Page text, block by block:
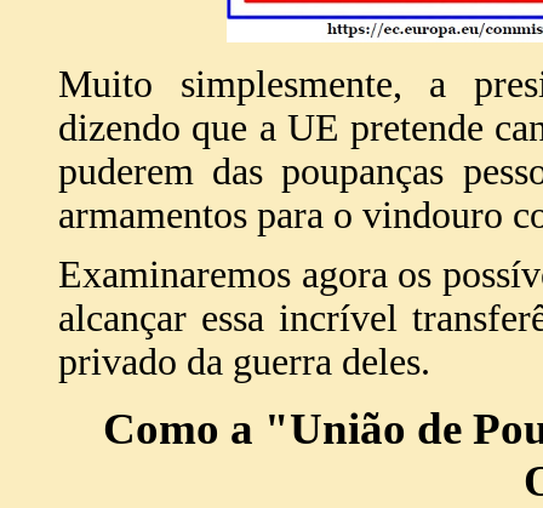
Muito simplesmente, a
dizendo que a UE pretende
puderem das poupanças
armamentos para o vindouro
Examinaremos agora os
alcançar essa incrível
privado da guerra deles.
Como a "União de